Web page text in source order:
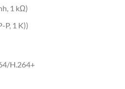
1 kΩ)
P, 1 K))
H.264+